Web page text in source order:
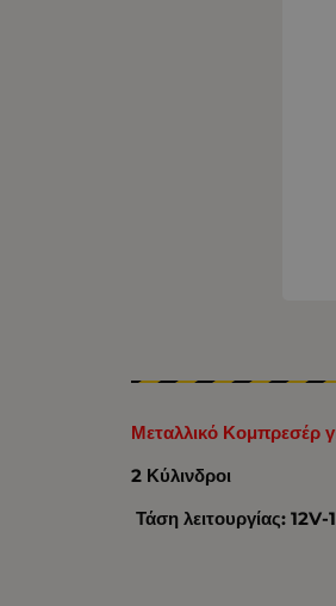
Μεταλλικό Κομπρεσέρ
2 Κύλινδροι
Τάση λειτουργίας: 12V-